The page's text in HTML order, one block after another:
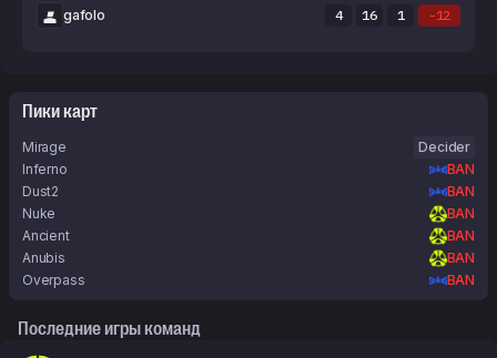
gafolo 4 16 1 -12
Пики карт
Mirage
Decider
Inferno
BAN
Dust2
BAN
Nuke
BAN
Ancient
BAN
Anubis
BAN
Overpass
BAN
Последние игры команд